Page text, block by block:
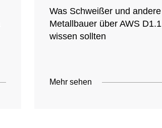
Was Schweißer und andere
Metallbauer über AWS D1.1
wissen sollten
Mehr sehen